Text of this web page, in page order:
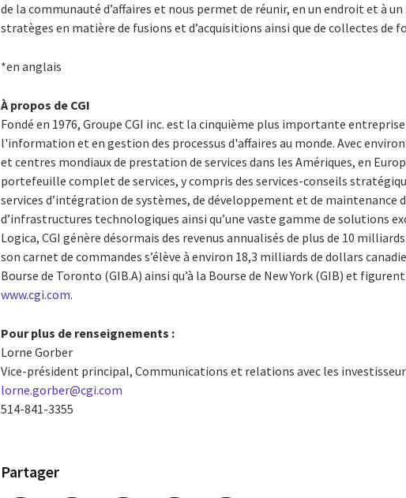
de la communauté d’affaires et nous permet de réunir, en un endroit et à
stratèges en matière de fusions et d’acquisitions ainsi que de collectes de
*en anglais
À propos de CGI
Fondé en 1976, Groupe CGI inc. est la cinquième plus importante
l'information et en gestion des processus d'affaires au monde. Avec
et centres mondiaux de prestation de services dans les Amériques, en
portefeuille complet de services, y compris des services-conseils
services d’intégration de systèmes, de développement et de
d’infrastructures technologiques ainsi qu’une vaste gamme de solutions
Logica, CGI génère désormais des revenus annualisés de plus de 10
son carnet de commandes s’élève à environ 18,3 milliards de dollars
Bourse de Toronto (GIB.A) ainsi qu’à la Bourse de New York (GIB) et figurent
www.cgi.com.
Pour plus de renseignements :
Lorne Gorber
Vice-président principal, Communications et relations avec les
lorne.gorber@cgi.com
514-841-3355
Partager